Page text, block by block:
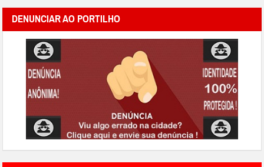
DENUNCIAR AO PORTILHO